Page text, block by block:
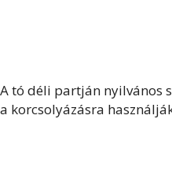
A tó déli partján nyilvános
a korcsolyázásra